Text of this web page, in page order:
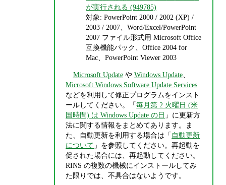
が実行される (949785)
対象: PowerPoint 2000 / 2002 (XP) /
2003 / 2007、Word/Excel/PowerPoint
2007 ファイル形式用 Microsoft Office
互換機能パック、Office 2004 for
Mac、PowerPoint Viewer 2003
Microsoft Updateや Windows Update、
Microsoft Windows Software Update Services
などを利用して修正プログラムをインスト
ールしてください。「毎月第 2 火曜日 (米
国時間) は Windows Update の日 」に更新方
法に関する情報をまとめてあります。ま
た、自動更新を利用する場合は「 自動更新
について 」を参照してください。再起動を
促された場合には、再起動してください。
RINS の複数の機械にインストールしてみ
た限りでは、不具合はないようです。